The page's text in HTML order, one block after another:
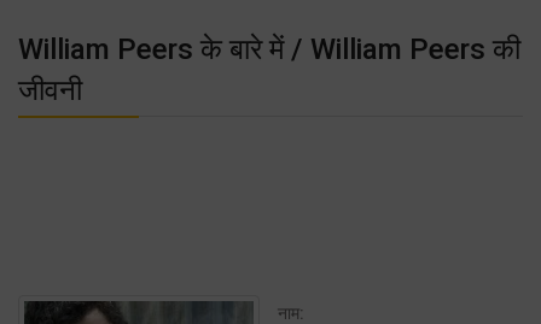
William Peers के बारे में / William Peers की
जीवनी
नाम: